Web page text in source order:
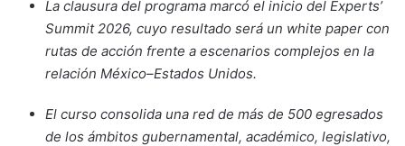
La clausura del programa marcó el inicio del Experts’
Summit 2026, cuyo resultado será un white paper con
rutas de acción frente a escenarios complejos en la
relación México–Estados Unidos.
El curso consolida una red de más de 500 egresados
de los ámbitos gubernamental, académico, legislativo,